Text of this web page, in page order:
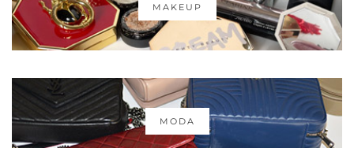
MAKEUP
MODA